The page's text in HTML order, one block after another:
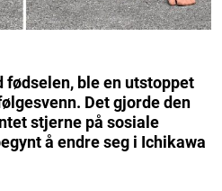
fødselen, ble en utstoppet
Det gjorde den
stjerne på sosiale
å endre seg i Ichikawa